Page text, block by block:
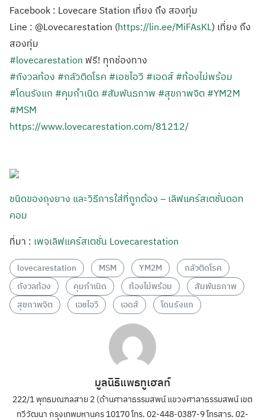
Facebook : Lovecare Station เที่ยง ถึง สองทุ่ม
Line : @Lovecarestation (https://lin.ee/MiFAsKL) เที่ยง ถึง
สองทุ่ม
#lovecarestation ฟรี! ทุกช่องทาง
#กังวลท้อง #กลัวติดโรค #เอชไอวี #เอดส์ #ท้องไม่พร้อม
#โดนรังแก #คุมกำเนิด #สัมพันธภาพ #สุขภาพจิต #YM2M
#MSM
https://www.lovecarestation.com/81212/
ชนิดของถุงยาง และวิธีการใส่ที่ถูกต้อง – เลิฟแคร์สเตชั่นดอท
คอม
ที่มา : เพจเลิฟแคร์สเตชั่น Lovecarestation
lovecarestation MSM YM2M
กลัวติดโรค
กังวลท้อง
คุมกำเนิด ท้องไม่พร้อม
สัมพันธภาพ
สุขภาพจิต
เอชไอวี เอดส์ โดนรังแก
มูลนิธิแพธทูเฮลท์
222/1 พุทธมณฑลสาย 2 (ด้านศาลาธรรมสพน์ แขวงศาลาธรรมสพน์ เขต
ทวีวัฒนา กรุงเทพมหานคร 10170 โทร. 02-448-0387-9 โทรสาร. 02-